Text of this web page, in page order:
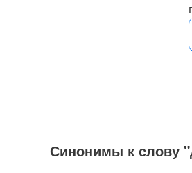
Синонимы к слову